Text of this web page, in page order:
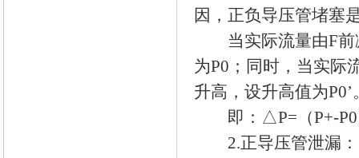
因，正负导压管堵塞
当实际流量由F前
为P0；同时，当实际
升高，设升高值为P0’
即：△P=（P+-P0
2.正导压管泄漏：